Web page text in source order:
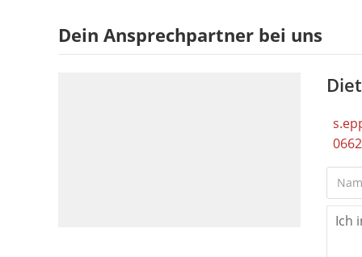
Dein Ansprechpartner bei uns